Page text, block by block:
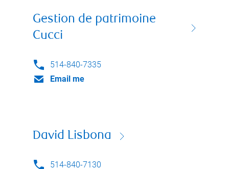
Gestion de patrimoine
Cucci
514-840-7335
Email me
David Lisbona
514-840-7130